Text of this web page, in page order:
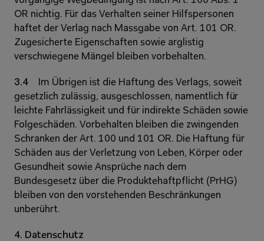
OR nichtig. Für das Verhalten seiner Hilfspersonen
haftet der Verlag nach Massgabe von Art. 101 OR.
Zugesicherte Eigenschaften sowie arglistig
verschwiegene Mängel bleiben vorbehalten.
3.4
Im Übrigen ist die Haftung des Verlags, soweit
gesetzlich zulässig, ausgeschlossen, namentlich für
leichte Fahrlässigkeit und für indirekte Schäden sowie
Folgeschäden. Vorbehalten bleiben die zwingenden
Schranken der Art. 100 und 101 OR. Die Haftung für
Schäden aus der Verletzung von Leben, Körper oder
Gesundheit sowie Ansprüche nach dem
Bundesgesetz über die Produktehaftpflicht (PrHG)
bleiben von den vorstehenden Beschränkungen
unberührt.
4. Datenschutz